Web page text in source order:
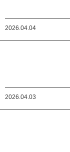
2026.04.04
2026.04.03